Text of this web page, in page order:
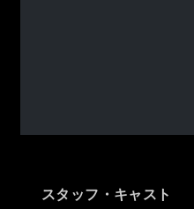
スタッフ・キャスト